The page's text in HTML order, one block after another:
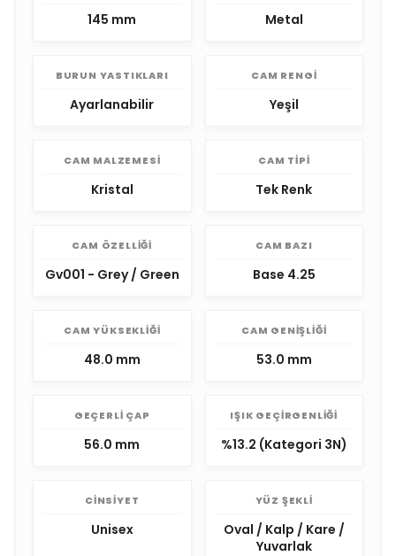
145 mm Metal
BURUN YASTIKLARI
Ayarlanabilir
CAM RENGI
Yeşil
CAM MALZEMESI
Kristal
CAM TIPI
Tek Renk
CAM ÖZELLIĞI
Gv001 - Grey / Green
CAM BAZI
Base 4.25
CAM YÜKSEKLIĞI
48.0 mm
CAM GENIŞLIĞI
53.0 mm
GEÇERLI ÇAP
56.0 mm
IŞIK GEÇIRGENLIĞI
%13.2 (Kategori 3N)
CINSIYET
Unisex
YÜZ ŞEKLI
Oval / Kalp / Kare /
Yuvarlak